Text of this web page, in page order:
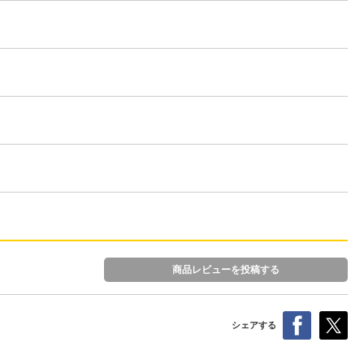
商品レビューを投稿する
シェアする